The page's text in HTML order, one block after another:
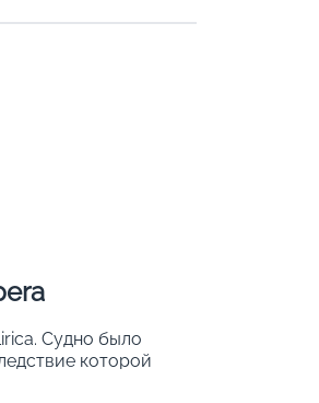
Судно было
которой